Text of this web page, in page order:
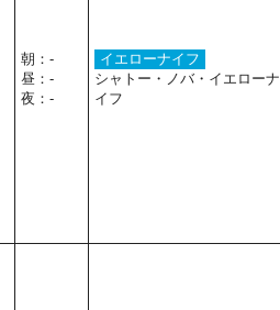
朝：-
昼：-
夜：-
イエローナイフ
シャトー・ノバ・イエローナ
イフ